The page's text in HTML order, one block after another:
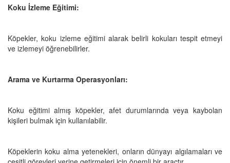
Koku İzleme Eğitimi:
Köpekler, koku izleme eğitimi alarak belirli kokuları tespit etmeyi
ve izlemeyi öğrenebilirler.
Arama ve Kurtarma Operasyonları:
Koku eğitimi almış köpekler, afet durumlarında veya kaybolan
kişileri bulmak için kullanılabilir.
Köpeklerin koku alma yetenekleri, onların dünyayı algılamaları ve